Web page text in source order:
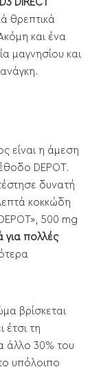
DIRECT
θρεπτικά
και ένα
μαγνησίου και
είναι η άμεση
DEPOT.
δυνατή
κοκκώδη
500 mg
για πολλές
βρίσκεται
έτσι τη
άλλο 30% του
υπόλοιπο